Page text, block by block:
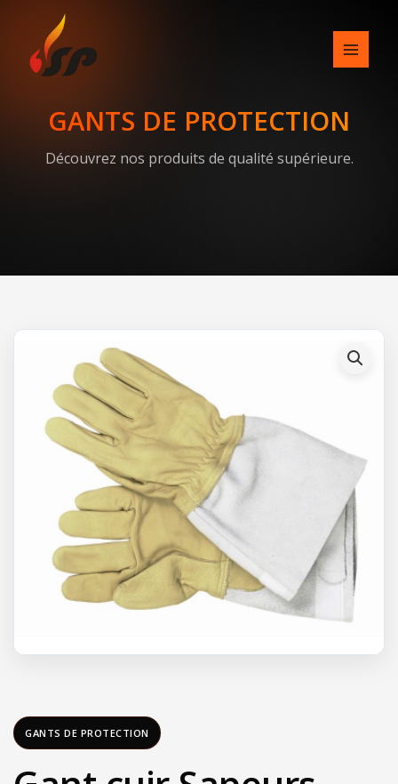
content
GANTS DE PROTECTION
Découvrez nos produits de qualité supérieure.
GANTS DE PROTECTION